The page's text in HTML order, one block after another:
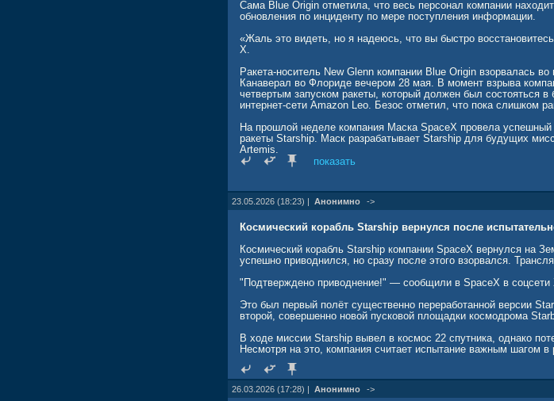
Сама Blue Origin отметила, что весь персонал компании
обновления по инциденту по мере поступления информации.
«Жаль это видеть, но я надеюсь, что вы быстро
X.
Ракета-носитель New Glenn компании Blue Origin взорвалась
Канаверал во Флориде вечером 28 мая. В момент взрыва
четвертым запуском ракеты, который должен был состояться
интернет-сети Amazon Leo. Безос отметил, что пока слишком
На прошлой неделе компания Маска SpaceX провела
ракеты Starship. Маск разрабатывает Starship для будущих
Artemis.
www.rbc.ru/rbcfreenews/6a191fd19a7947f30779fe8e?
показать
23.05.2026 (18:23) | Анонимно ->
Космический корабль Starship вернулся после
Космический корабль Starship компании SpaceX вернулся на
успешно приводнился, но сразу после этого взорвался.
"Подтверждено приводнение!" — сообщили в SpaceX в соцсети
Это был первый полёт существенно переработанной версии
второй, совершенно новой пусковой площадки космодрома
В ходе миссии Starship вывел в космос 22 спутника, однако
Несмотря на это, компания считает испытание важным шагом в
26.03.2026 (17:28) | Анонимно ->